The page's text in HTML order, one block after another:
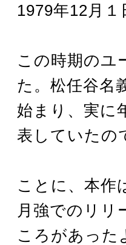
1979年12月１
この時期のユ
た。松任谷名
始まり、実に
表していたの
ことに、本作
月強でのリリ
ころがあった